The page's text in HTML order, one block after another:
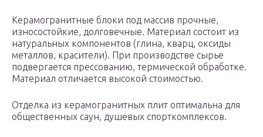
Керамогранитные блоки под массив прочные,
износостойкие, долговечные. Материал состоит из
натуральных компонентов (глина, кварц, оксиды
металлов, красители). При производстве сырье
подвергается прессованию, термической обработке.
Материал отличается высокой стоимостью.
Отделка из керамогранитных плит оптимальна для
общественных саун, душевых спорткомплексов.